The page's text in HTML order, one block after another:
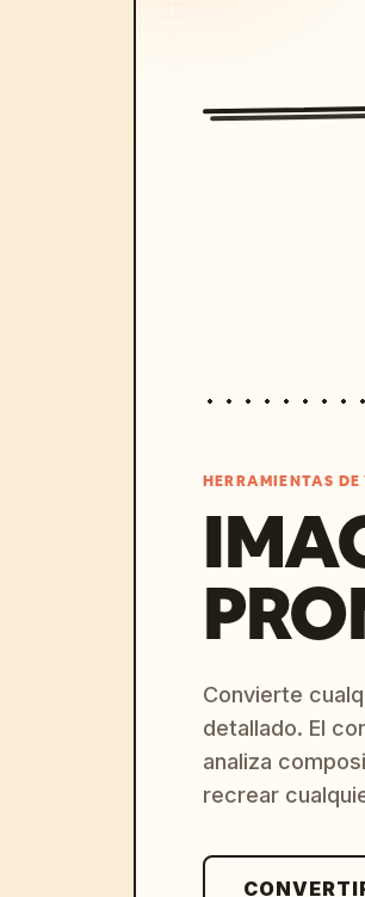
HERRAMIENTAS
Convierte
detallado. El
analiza
recrear